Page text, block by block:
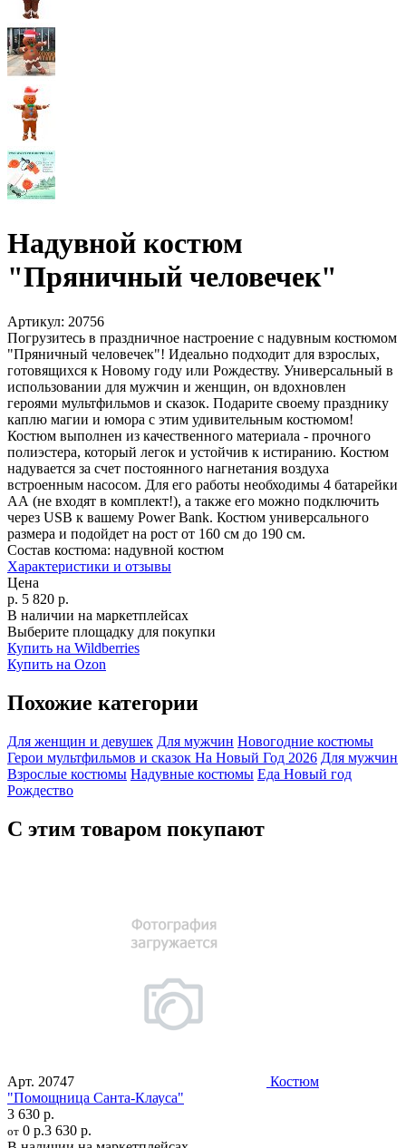
Надувной костюм
"Пряничный человечек"
Артикул: 20756
Погрузитесь в праздничное настроение с надувным костюмом
"Пряничный человечек"! Идеально подходит для взрослых,
готовящихся к Новому году или Рождеству. Универсальный в
использовании для мужчин и женщин, он вдохновлен
героями мультфильмов и сказок. Подарите своему празднику
каплю магии и юмора с этим удивительным костюмом!
Костюм выполнен из качественного материала - прочного
полиэстера, который легок и устойчив к истиранию. Костюм
надувается за счет постоянного нагнетания воздуха
встроенным насосом. Для его работы необходимы 4 батарейки
АА (не входят в комплект!), а также его можно подключить
через USB к вашему Power Bank. Костюм универсального
размера и подойдет на рост от 160 см до 190 см.
Состав костюма: надувной костюм
Характеристики и отзывы
Цена
р. 5 820 р.
В наличии на маркетплейсах
Выберите площадку для покупки
Купить на Wildberries
Купить на Ozon
Похожие категории
Для женщин и девушек Для мужчин Новогодние костюмы
Герои мультфильмов и сказок На Новый Год 2026 Для мужчин
Взрослые костюмы Надувные костюмы Еда Новый год
Рождество
С этим товаром покупают
Арт. 20747
Костюм
"Помощница Санта-Клауса"
3 630 р.
от 0 р.3 630 р.